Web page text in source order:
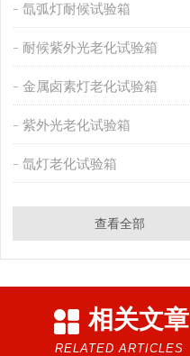
氙弧灯耐候试验箱
耐候紫外光老化试验箱
金属卤素灯老化试验箱
紫外光老化试验箱
氙灯老化试验箱
查看全部
相关文章
RELATED ARTICLES